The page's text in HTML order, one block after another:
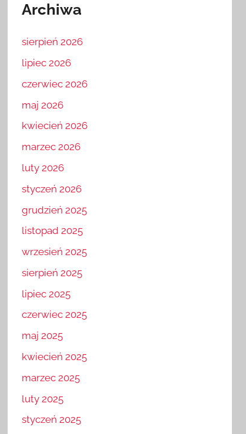
Archiwa
sierpień 2026
lipiec 2026
czerwiec 2026
maj 2026
kwiecień 2026
marzec 2026
luty 2026
styczeń 2026
grudzień 2025
listopad 2025
wrzesień 2025
sierpień 2025
lipiec 2025
czerwiec 2025
maj 2025
kwiecień 2025
marzec 2025
luty 2025
styczeń 2025